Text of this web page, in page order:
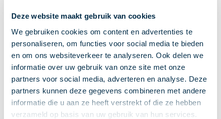
Deze website maakt gebruik van cookies
We gebruiken cookies om content en advertenties te
personaliseren, om functies voor social media te bieden
en om ons websiteverkeer te analyseren. Ook delen we
informatie over uw gebruik van onze site met onze
partners voor social media, adverteren en analyse. Deze
partners kunnen deze gegevens combineren met andere
informatie die u aan ze heeft verstrekt of die ze hebben
verzameld op basis van uw gebruik van hun services.
Stakeholderforum
Werkgroepen
Deelnemers in het betalingsverkeer
Bestuur
Consultaties
MOB
PI-ISAC